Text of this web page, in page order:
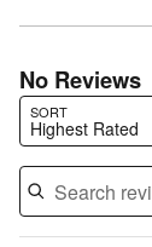
No Reviews
SORT
Highest Rated
Search